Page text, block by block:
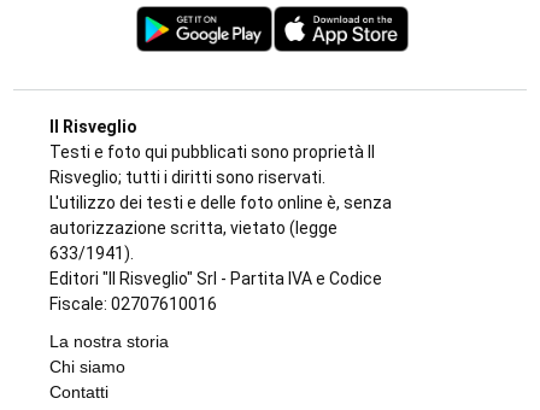
Il Risveglio
Testi e foto qui pubblicati sono proprietà Il
Risveglio; tutti i diritti sono riservati.
L'utilizzo dei testi e delle foto online è, senza
autorizzazione scritta, vietato (legge
633/1941).
Editori "Il Risveglio" Srl - Partita IVA e Codice
Fiscale: 02707610016
La nostra storia
Chi siamo
Contatti